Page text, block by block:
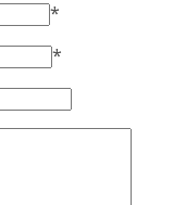
*
*